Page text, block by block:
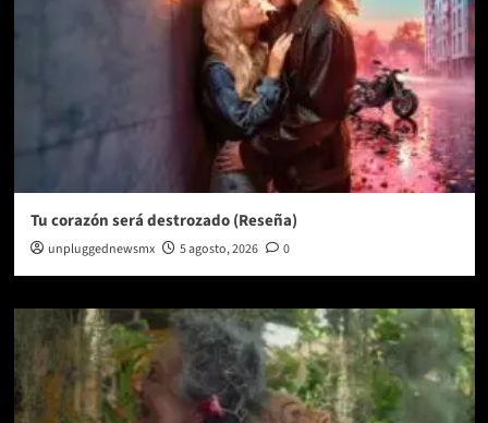
Tu corazón será destrozado (Reseña)
unpluggednewsmx 5 agosto, 2026 0